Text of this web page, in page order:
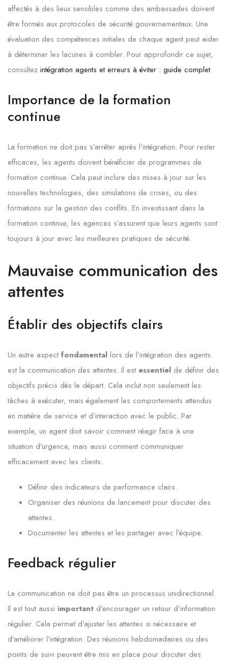
affectés à des lieux sensibles comme des ambassades doivent
être formés aux protocoles de sécurité gouvernementaux. Une
évaluation des compétences initiales de chaque agent peut aider
à déterminer les lacunes à combler. Pour approfondir ce sujet,
consultez intégration agents et erreurs à éviter : guide complet.
Importance de la formation
continue
La formation ne doit pas s’arrêter après l’intégration. Pour rester
efficaces, les agents doivent bénéficier de programmes de
formation continue. Cela peut inclure des mises à jour sur les
nouvelles technologies, des simulations de crises, ou des
formations sur la gestion des conflits. En investissant dans la
formation continue, les agences s’assurent que leurs agents sont
toujours à jour avec les meilleures pratiques de sécurité.
Mauvaise communication des
attentes
Établir des objectifs clairs
Un autre aspect fondamental lors de l’intégration des agents
est la communication des attentes. Il est essentiel de définir des
objectifs précis dès le départ. Cela inclut non seulement les
tâches à exécuter, mais également les comportements attendus
en matière de service et d’interaction avec le public. Par
exemple, un agent doit savoir comment réagir face à une
situation d’urgence, mais aussi comment communiquer
efficacement avec les clients.
Définir des indicateurs de performance clairs.
Organiser des réunions de lancement pour discuter des
attentes.
Documenter les attentes et les partager avec l’équipe.
Feedback régulier
La communication ne doit pas être un processus unidirectionnel.
Il est tout aussi important d’encourager un retour d’information
régulier. Cela permet d’ajuster les attentes si nécessaire et
d’améliorer l’intégration. Des réunions hebdomadaires ou des
points de suivi peuvent être mis en place pour discuter des